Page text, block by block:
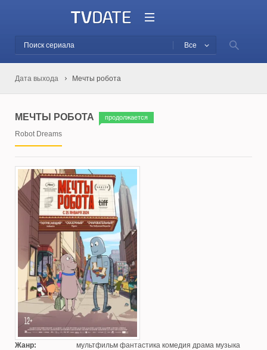
Все
Дата выхода Мечты робота
МЕЧТЫ РОБОТА продолжается
Robot Dreams
Жанр:
мультфильм фантастика комедия драма музыка